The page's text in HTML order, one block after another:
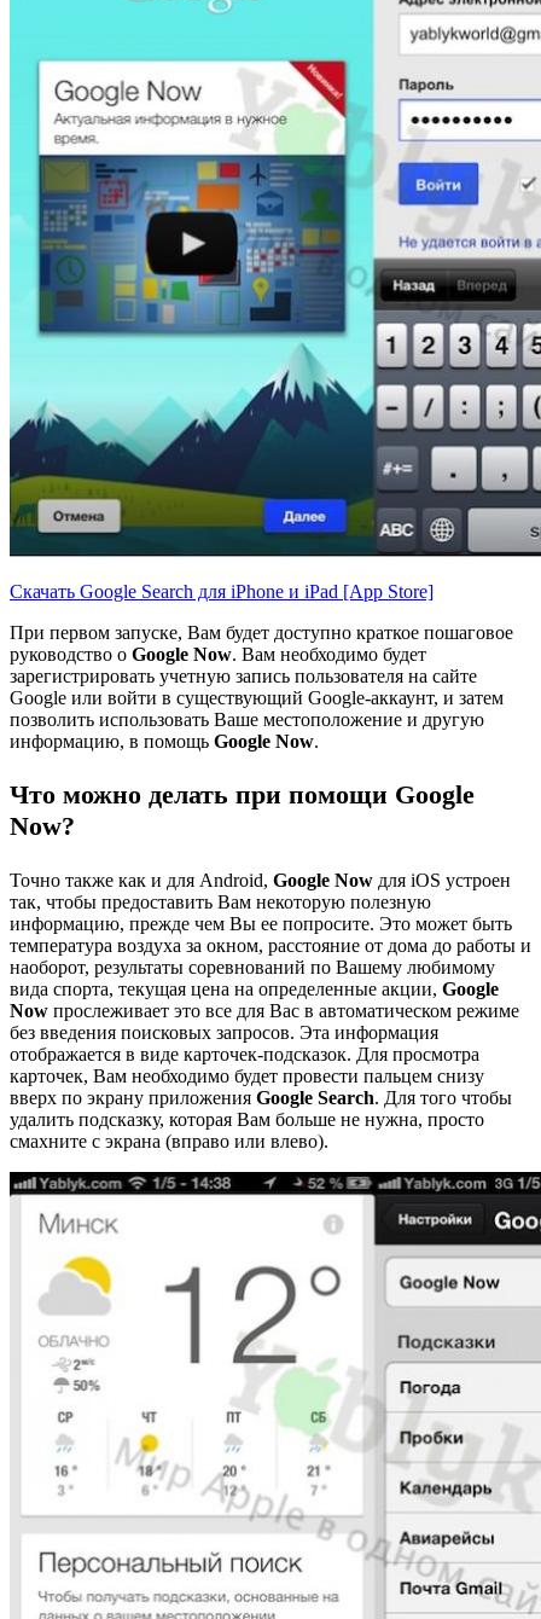
Скачать Google Search для iPhone и iPad [App Store]
При первом запуске, Вам будет доступно краткое пошаговое
руководство о Google Now. Вам необходимо будет
зарегистрировать учетную запись пользователя на сайте
Google или войти в существующий Google-аккаунт, и затем
позволить использовать Ваше местоположение и другую
информацию, в помощь Google Now.
Что можно делать при помощи Google
Now?
Точно также как и для Android, Google Now для iOS устроен
так, чтобы предоставить Вам некоторую полезную
информацию, прежде чем Вы ее попросите. Это может быть
температура воздуха за окном, расстояние от дома до работы и
наоборот, результаты соревнований по Вашему любимому
вида спорта, текущая цена на определенные акции, Google
Now прослеживает это все для Вас в автоматическом режиме
без введения поисковых запросов. Эта информация
отображается в виде карточек-подсказок. Для просмотра
карточек, Вам необходимо будет провести пальцем снизу
вверх по экрану приложения Google Search. Для того чтобы
удалить подсказку, которая Вам больше не нужна, просто
смахните с экрана (вправо или влево).